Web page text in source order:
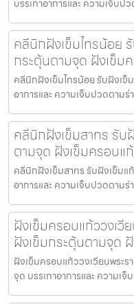
บรรเทาอาการและ ความเจ็บ
คลีนิกฝังเข็มไทรน้อย
กระตุ้นตามจุด ฝังเข็ม
คลีนิกฝังเข็มไทรน้อย รับฝังเข็
อาการและ ความเจ็บปวดตาม
คลีนิกฝังเข็มสาทร รับ
ตามจุด ฝังเข็มครอบแ
คลีนิกฝังเข็มสาทร รับฝังเข็มแ
อาการและ ความเจ็บปวดตาม
ฝังเข็มครอบแก้ววงเวี
ฝังเข็มกระตุ้นตามจุด
ฝังเข็มครอบแก้ววงเวียนพระ
จุด บรรเทาอาการและ ความเ